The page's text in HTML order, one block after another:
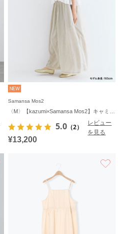
NEW
Samansa Mos2
5.0 （2）
レビュー
を見る
¥13,200